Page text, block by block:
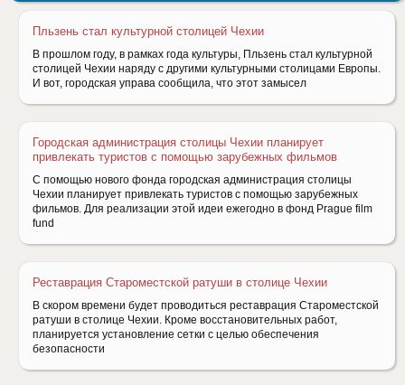
Пльзень стал культурной столицей Чехии
В прошлом году, в рамках года культуры, Пльзень стал культурной
столицей Чехии наряду с другими культурными столицами Европы.
И вот, городская управа сообщила, что этот замысел
Городская администрация столицы Чехии планирует
привлекать туристов с помощью зарубежных фильмов
С помощью нового фонда городская администрация столицы
Чехии планирует привлекать туристов с помощью зарубежных
фильмов. Для реализации этой идеи ежегодно в фонд Prague film
fund
Реставрация Староместской ратуши в столице Чехии
В скором времени будет проводиться реставрация Староместской
ратуши в столице Чехии. Кроме восстановительных работ,
планируется установление сетки с целью обеспечения
безопасности